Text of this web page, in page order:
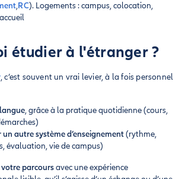
,RC). Logements : campus, colocation,
étudier à l'étranger ?
, c’est souvent un vrai levier, à la fois personnel
, grâce à la pratique quotidienne (cours,
un autre système d’enseignement(rythme,
évaluation, vie de campus)
parcoursavec une expérience